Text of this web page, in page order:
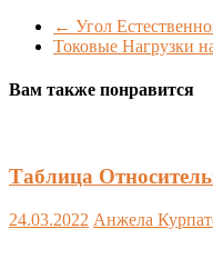
← Угол
Токовые Нагрузки
Вам также понравится
Таблица
24.03.2022 Анжела